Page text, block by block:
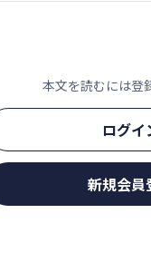
本文を読むには登
ログイ
新規会員